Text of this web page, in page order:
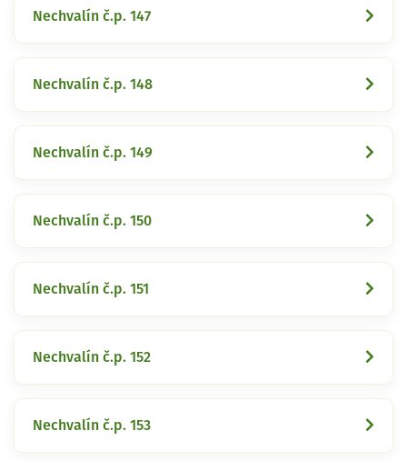
Nechvalín č.p. 147
Nechvalín č.p. 148
Nechvalín č.p. 149
Nechvalín č.p. 150
Nechvalín č.p. 151
Nechvalín č.p. 152
Nechvalín č.p. 153